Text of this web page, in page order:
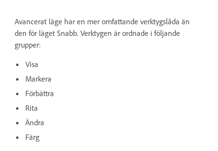
Avancerat läge har en mer omfattande verktygslåda än
den för läget Snabb. Verktygen är ordnade i följande
grupper:
Visa
Markera
Förbättra
Rita
Ändra
Färg